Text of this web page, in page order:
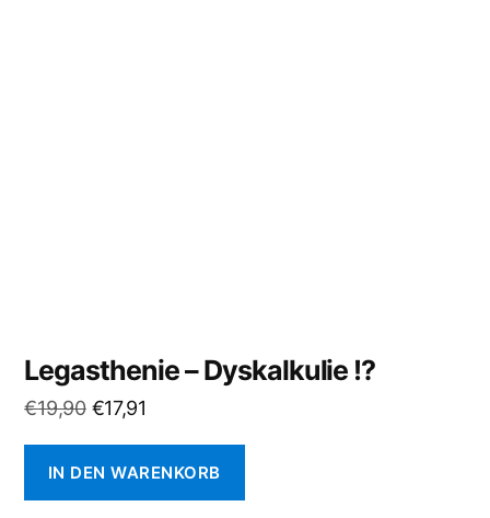
Legasthenie – Dyskalkulie !?
€19,90 Ursprünglicher
war:
€19,90
€17,91
ist:
€17,91.
IN DEN WARENKORB